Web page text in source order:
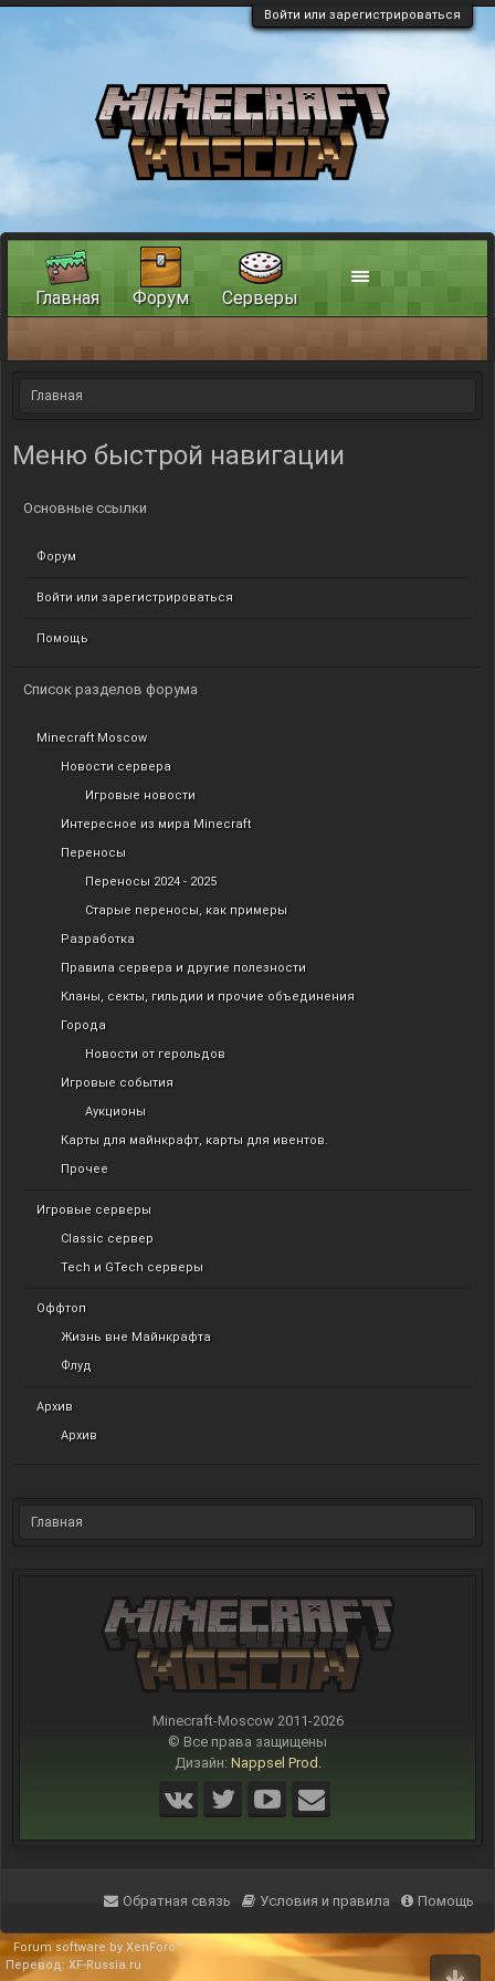
Войти или зарегистрироваться
Главная
Меню быстрой навигации
Основные ссылки
Форум
Войти или зарегистрироваться
Помощь
Список разделов форума
Minecraft Moscow
Новости сервера
Игровые новости
Интересное из мира Minecraft
Переносы
Переносы 2024 - 2025
Старые переносы, как примеры
Разработка
Правила сервера и другие полезности
Кланы, секты, гильдии и прочие объединения
Города
Новости от герольдов
Игровые события
Аукционы
Карты для майнкрафт, карты для ивентов.
Прочее
Игровые серверы
Classic сервер
Tech и GTech серверы
Оффтоп
Жизнь вне Майнкрафта
Флуд
Архив
Архив
Главная
Minecraft-Moscow 2011-2026
© Все права защищены
Дизайн: Nappsel Prod.
Главная Форум Серверы
Обратная связь Условия и правила Помощь
Forum software by XenForo™
Перевод: XF-Russia.ru